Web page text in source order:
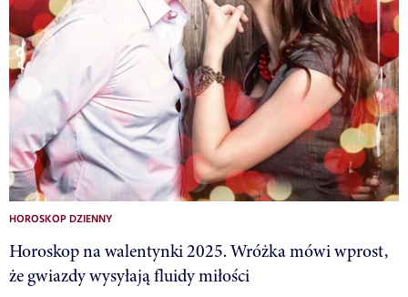
HOROSKOP DZIENNY
Horoskop na walentynki 2025. Wróżka mówi wprost,
że gwiazdy wysyłają fluidy miłości